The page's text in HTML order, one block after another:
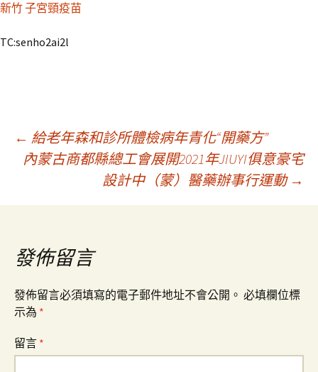
新竹 子宮頸疫苗
TC:senho2ai2l
文
導
覽
← 給老年森和診所體檢病年青化“開藥方”
內蒙古商都縣總工會展開2021年JIUYI俱意豪宅
設計中（蒙）醫藥辦事行運動 →
發佈留言
發佈留言必須填寫的電子郵件地址不會公開。 必填欄位標
示為 *
留言 *